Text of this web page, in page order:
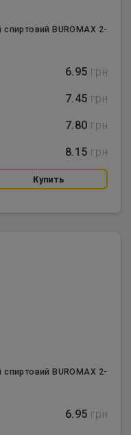
BUROMAX 2-
6.95 грн
7.45 грн
7.80 грн
8.15 грн
Купить
BUROMAX 2-
6.95 грн